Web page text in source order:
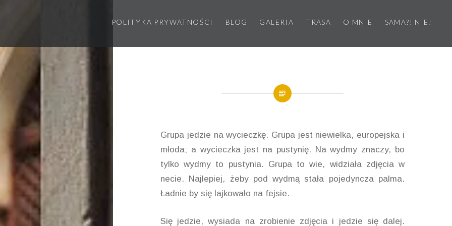
POLITYKA PRYWATNOŚCI BLOG GALERIA TRASA O MNIE SAMA?! NIE!
Grupa jedzie na wycieczkę. Grupa jest niewielka, europejska i
młoda; a wycieczka jest na pustynię. Na wydmy znaczy, bo
tylko wydmy to pustynia. Grupa to wie, widziała zdjęcia w
necie. Najlepiej, żeby pod wydmą stała pojedyncza palma.
Ładnie by się lajkowało na fejsie.
Się jedzie, wysiada na zrobienie zdjęcia i jedzie się dalej.